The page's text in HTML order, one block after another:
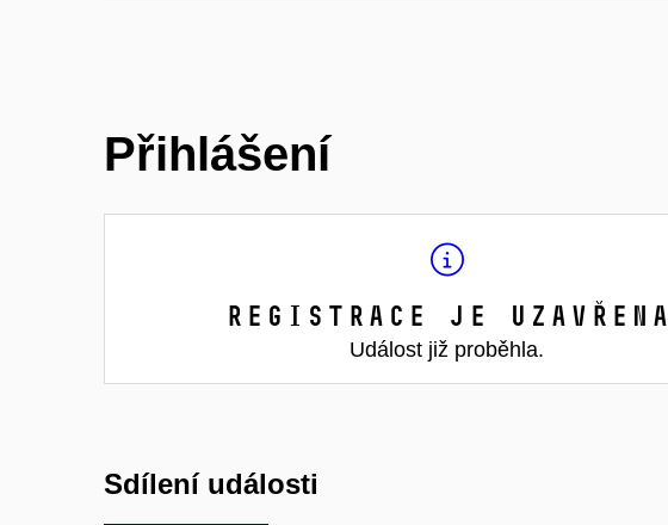
Přihlášení
Registrace je uzavřena
Událost již proběhla.
Sdílení události